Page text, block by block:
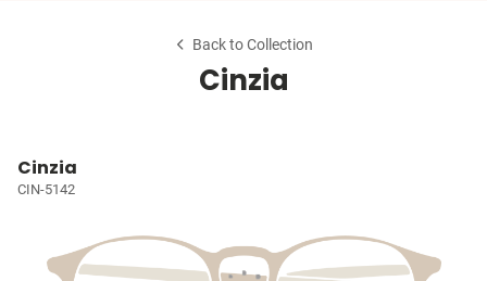
Back to Collection
Cinzia
Cinzia
CIN-5142